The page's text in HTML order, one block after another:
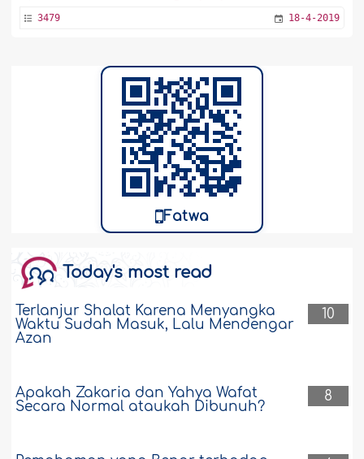
3479 18-4-2019
Fatwa
Today's most read
10
Terlanjur Shalat Karena Menyangka
Waktu Sudah Masuk, Lalu Mendengar
Azan
8
Apakah Zakaria dan Yahya Wafat
Secara Normal ataukah Dibunuh?